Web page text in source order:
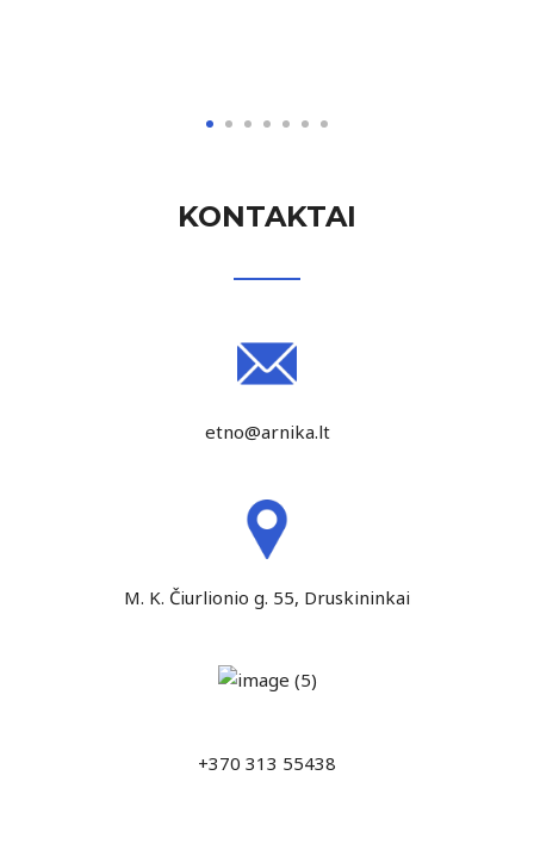
KONTAKTAI
etno@arnika.lt
M. K. Čiurlionio g. 55, Druskininkai
+370 313 55438